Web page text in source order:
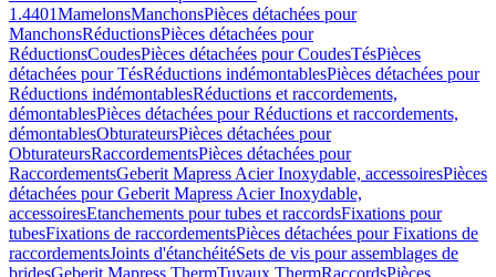
1.4401MamelonsManchonsPièces détachées pour
ManchonsRéductionsPièces détachées pour
RéductionsCoudesPièces détachées pour CoudesTésPièces
détachées pour TésRéductions indémontablesPièces détachées pour
Réductions indémontablesRéductions et raccordements,
démontablesPièces détachées pour Réductions et raccordements,
démontablesObturateursPièces détachées pour
ObturateursRaccordementsPièces détachées pour
RaccordementsGeberit Mapress Acier Inoxydable, accessoiresPièces
détachées pour Geberit Mapress Acier Inoxydable,
accessoiresEtanchements pour tubes et raccordsFixations pour
tubesFixations de raccordementsPièces détachées pour Fixations de
raccordementsJoints d'étanchéitéSets de vis pour assemblages de
bridesGeberit Mapress ThermTuyaux ThermRaccordsPièces